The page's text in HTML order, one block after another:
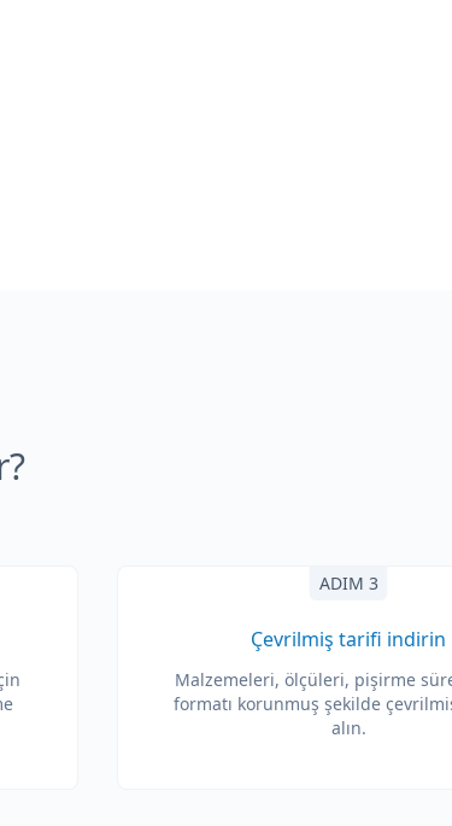
ADIM 3
Çevrilmiş tarifi indirin
Malzemeleri, ölçüleri, pişirme
formatı korunmuş şekilde
alın.